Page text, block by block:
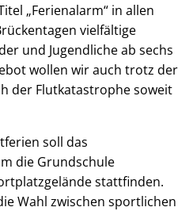
„Ferienalarm“ in allen
vielfältige
und Jugendliche ab sechs
wollen wir auch trotz der
der Flutkatastrophe soweit
soll das
die Grundschule
stattfinden.
Wahl zwischen sportlichen